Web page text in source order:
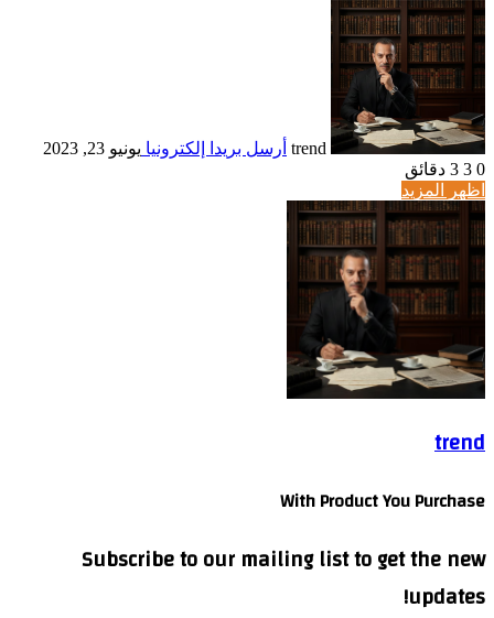
trend أرسل بريدا إلكترونيا يونيو 23, 2023
0
3 دقائق
اظهر المزيد
trend
With Product You Purchase
Subscribe to our mailing list to get the new
updates!